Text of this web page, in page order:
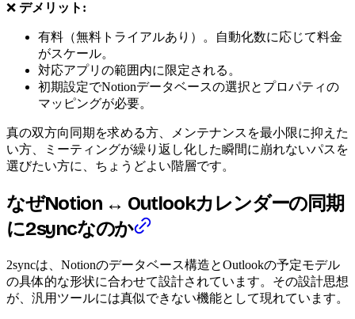
❌ デメリット:
有料（無料トライアルあり）。自動化数に応じて料金
がスケール。
対応アプリの範囲内に限定される。
初期設定でNotionデータベースの選択とプロパティの
マッピングが必要。
真の双方向同期を求める方、メンテナンスを最小限に抑えた
い方、ミーティングが繰り返し化した瞬間に崩れないパスを
選びたい方に、ちょうどよい階層です。
なぜNotion ↔ Outlookカレンダーの同期
に2syncなのか
2syncは、Notionのデータベース構造とOutlookの予定モデル
の具体的な形状に合わせて設計されています。その設計思想
が、汎用ツールには真似できない機能として現れています。